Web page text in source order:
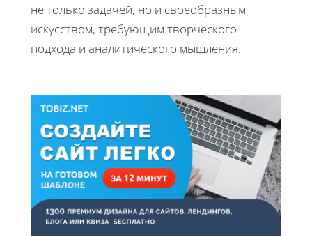
не только задачей, но и своеобразным
искусством, требующим творческого
подхода и аналитического мышления.